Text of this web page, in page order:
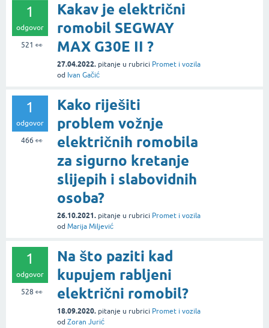
1
odgovor
521 👀
Kakav je električni
romobil SEGWAY
MAX G30E II ?
27.04.2022. pitanje u rubrici Promet i vozila
od Ivan Gačić
1
odgovor
466 👀
Kako riješiti
problem vožnje
električnih romobila
za sigurno kretanje
slijepih i slabovidnih
osoba?
26.10.2021. pitanje u rubrici Promet i vozila
od Marija Miljević
1
odgovor
528 👀
Na što paziti kad
kupujem rabljeni
električni romobil?
18.09.2020. pitanje u rubrici Promet i vozila
od Zoran Jurić